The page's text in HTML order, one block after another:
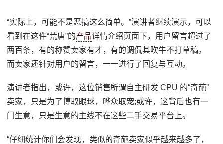
“实际上，可能不是恶搞这么简单。”演讲者继续演示，可以
看到在这件“荒唐”的产品详情介绍页面下，用户留言超过了
两百条，有的称赞卖家有才，有的调侃其吹牛不打草稿。
而卖家还针对用户的留言，一一进行了回复与互动。
演讲者指出，或许，这位销售所谓自主研发 CPU 的“奇葩”
卖家，只是为了博取眼球，哗众取宠;或许，这背后也有一
门生意，只是生意的主线不在这些二手交易平台上。
“仔细统计你们会发现，类似的奇葩卖家似乎越来越多了，